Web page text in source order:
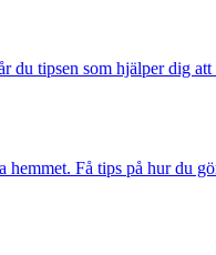
du tipsen som hjälper dig
Få tips på hur du